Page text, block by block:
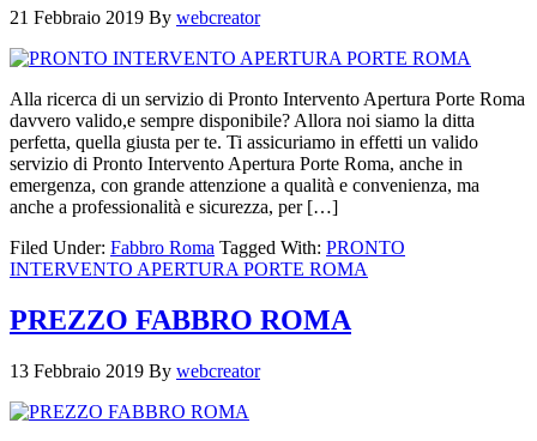
21 Febbraio 2019 By webcreator
Alla ricerca di un servizio di Pronto Intervento Apertura Porte Roma
davvero valido,e sempre disponibile? Allora noi siamo la ditta
perfetta, quella giusta per te. Ti assicuriamo in effetti un valido
servizio di Pronto Intervento Apertura Porte Roma, anche in
emergenza, con grande attenzione a qualità e convenienza, ma
anche a professionalità e sicurezza, per […]
Filed Under: Fabbro Roma Tagged With: PRONTO
INTERVENTO APERTURA PORTE ROMA
PREZZO FABBRO ROMA
13 Febbraio 2019 By webcreator